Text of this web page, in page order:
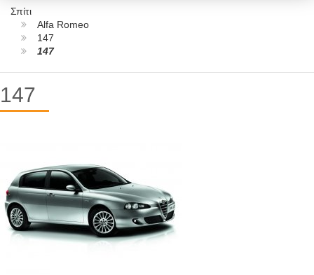
Σπίτι
Alfa Romeo
147
147
147